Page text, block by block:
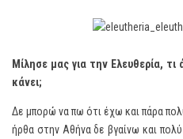
Μίλησε μας για την Ελευθερία,
κάνει;
Δε μπορώ να πω ότι έχω και πάρα
ήρθα στην Αθήνα δε βγαίνω και